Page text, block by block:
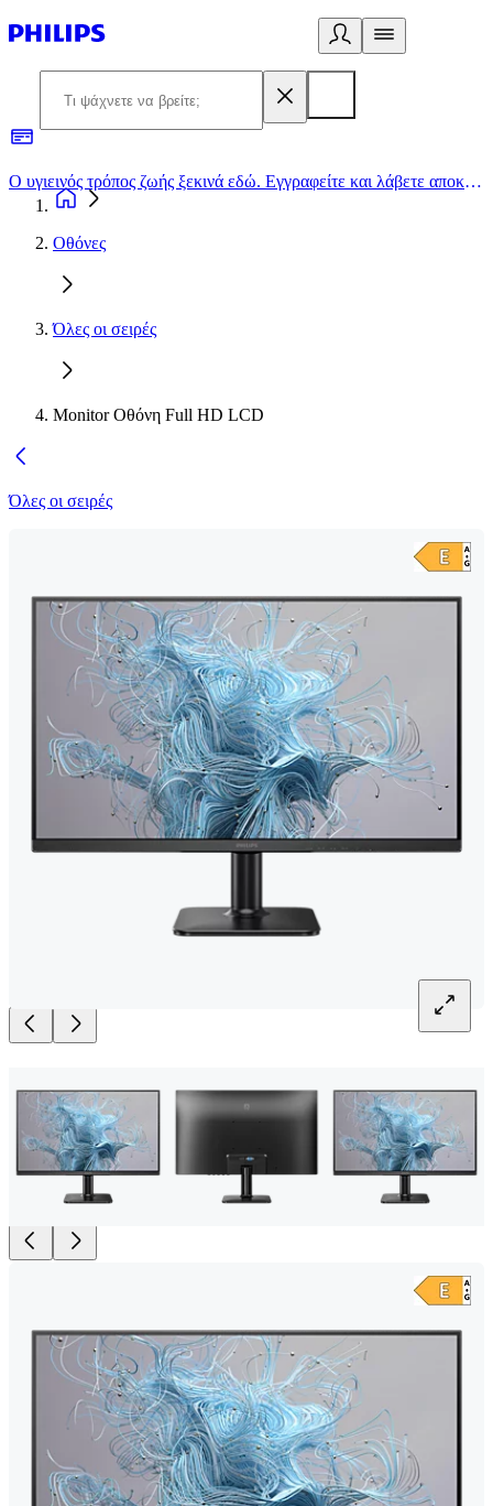
Ο υγιεινός τρόπος ζωής ξεκινά εδώ. Εγγραφείτε και λάβετε αποκλειστικές προσφορές
Οθόνες
Όλες οι σειρές
Monitor Οθόνη Full HD LCD
Όλες οι σειρές